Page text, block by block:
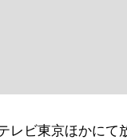
レビ東京ほかにて